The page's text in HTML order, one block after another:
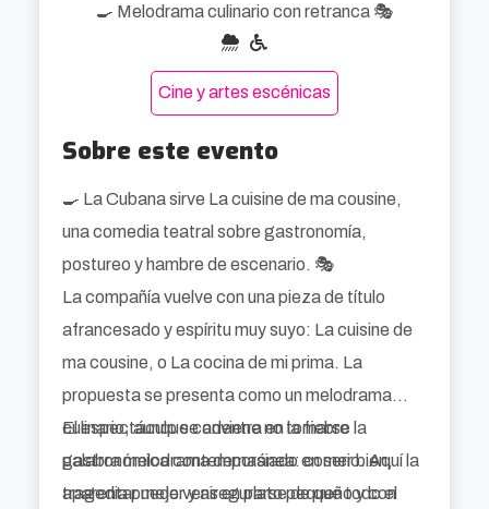
🍳 Melodrama culinario con retranca 🎭
Cine y artes escénicas
Sobre este evento
🍳 La Cubana sirve La cuisine de ma cousine,
una comedia teatral sobre gastronomía,
postureo y hambre de escenario. 🎭
La compañía vuelve con una pieza de título
afrancesado y espíritu muy suyo: La cuisine de
ma cousine, o La cocina de mi prima. La
propuesta se presenta como un melodrama
culinario, aunque conviene no tomarse la
palabra melodrama demasiado en serio. Aquí la
tragedia puede venir en plato pequeño y con
El espectáculo se adentra en la fiebre
gastronómica contemporánea: comer bien,
aparentar mejor y asegurarse de que todo el